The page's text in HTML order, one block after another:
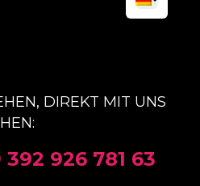
DIREKT MIT UNS
392 926 781 63